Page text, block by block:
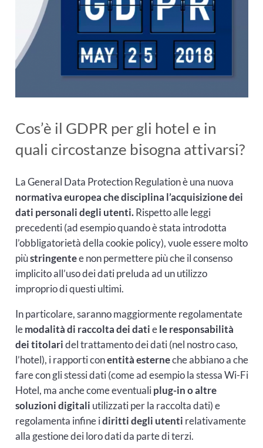
Cos’è il GDPR per gli hotel e in
quali circostanze bisogna attivarsi?
La General Data Protection Regulation è una nuova
normativa europea che disciplina l’acquisizione dei
dati personali degli utenti.Rispetto alle leggi
precedenti (ad esempio quando è stata introdotta
l’obbligatorietà della cookie policy), vuole essere molto
piùstringentee non permettere più che il consenso
implicito all’uso dei dati preluda ad un utilizzo
improprio di questi ultimi.
In particolare, saranno maggiormente regolamentate
lemodalità di raccolta dei datiele responsabilità
dei titolaridel trattamento dei dati (nel nostro caso,
l’hotel), i rapporti conentità esterneche abbiano a che
fare con gli stessi dati (come ad esempio la stessa Wi-Fi
Hotel, ma anche come eventualiplug-in o altre
soluzioni digitali utilizzati per la raccolta dati) e
regolamenta infine idiritti degli utenti relativamente
alla gestione dei loro dati da parte di terzi.